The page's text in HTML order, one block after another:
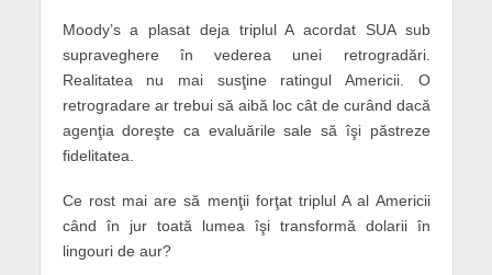
Moody’s a plasat deja triplul A acordat SUA sub
supraveghere în vederea unei retrogradări.
Realitatea nu mai susţine ratingul Americii. O
retrogradare ar trebui să aibă loc cât de curând dacă
agenţia doreşte ca evaluările sale să îşi păstreze
fidelitatea.
Ce rost mai are să menţii forţat triplul A al Americii
când în jur toată lumea îşi transformă dolarii în
lingouri de aur?